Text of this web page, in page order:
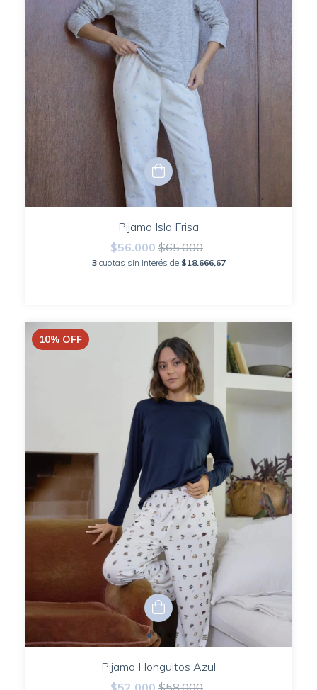
Pijama Isla Frisa
$56.000 $65.000
3 cuotas sin interés de $18.666,67
10% OFF
Pijama Honguitos Azul
$52.000 $58.000